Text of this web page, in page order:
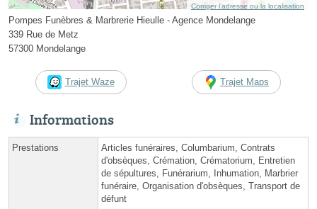
Corriger l’adresse ou la localisation
Pompes Funèbres & Marbrerie Hieulle - Agence Mondelange
339 Rue de Metz
57300 Mondelange
Trajet Waze Trajet Maps
Informations
Prestations
Articles funéraires, Columbarium, Contrats
d'obsèques, Crémation, Crématorium, Entretien
de sépultures, Funérarium, Inhumation, Marbrier
funéraire, Organisation d'obsèques, Transport de
défunt